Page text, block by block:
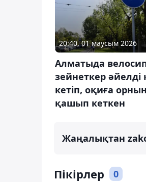
20:40, 01 маусым 2026
Алматыда
зейнеткер әйелді
кетіп, оқиға
қашып кеткен
Жаңалықтан
Пікірлер 0